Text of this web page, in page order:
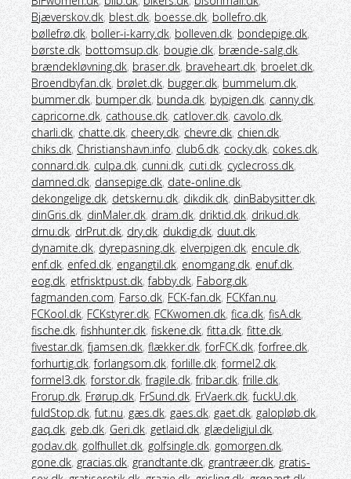
Bjæverskov.dk, blest.dk, boesse.dk, bollefro.dk,
bøllefrø.dk, boller-i-karry.dk, bolleven.dk, bondepige.dk,
børste.dk, bottomsup.dk, bougie.dk, brænde-salg.dk,
brændekløvning.dk, braser.dk, braveheart.dk, broelet.dk,
Broendbyfan.dk, brølet.dk, bugger.dk, bummelum.dk,
bummer.dk, bumper.dk, bunda.dk, bypigen.dk, canny.dk,
capricorne.dk, cathouse.dk, catlover.dk, cavolo.dk,
charli.dk, chatte.dk, cheery.dk, chevre.dk, chien.dk,
chiks.dk, Christianshavn.info, club6.dk, cocky.dk, cokes.dk,
connard.dk, culpa.dk, cunni.dk, cuti.dk, cyclecross.dk,
damned.dk, dansepige.dk, date-online.dk,
dekongelige.dk, detskernu.dk, dikdik.dk, dinBabysitter.dk,
dinGris.dk, dinMaler.dk, dram.dk, driktid.dk, drikud.dk,
drnu.dk, drPrut.dk, dry.dk, dukdig.dk, duut.dk,
dynamite.dk, dyrepasning.dk, elverpigen.dk, encule.dk,
enf.dk, enfed.dk, engangtil.dk, enomgang.dk, enuf.dk,
eog.dk, etfrisktpust.dk,fabby.dk, Faborg.dk,
fagmanden.com, Farso.dk, FCK-fan.dk, FCKfan.nu,
FCKool.dk, FCKstyrer.dk, FCKwomen.dk, fica.dk, fisA.dk,
fische.dk, fishhunter.dk, fiskene.dk, fitta.dk, fitte.dk,
fivestar.dk,fjamsen.dk, flækker.dk,forFCK.dk,forfree.dk,
forhurtig.dk,forlangsom.dk,forlille.dk,formel2.dk,
formel3.dk,forstor.dk,fragile.dk,fribar.dk,frille.dk,
Frorup.dk, Frørup.dk, FrSund.dk, FrVaerk.dk,fuckU.dk,
fuldStop.dk,fut.nu, gæs.dk, gaes.dk, gaet.dk, galopløb.dk,
gaq.dk, geb.dk, Geri.dk, getlaid.dk, glædeligjul.dk,
godav.dk, golfhullet.dk, golfsingle.dk, gomorgen.dk,
gone.dk, gracias.dk, grandtante.dk, grantræer.dk, gratis-